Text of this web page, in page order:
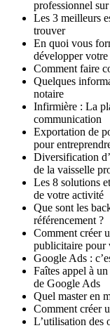
professionnel
Les 3 meilleurs
trouver
En quoi vous
développer votre
Comment faire
Quelques
notaire
Infirmière : La
communication
Exportation de
pour
Diversification
de la vaisselle
Les 8 solutions
de votre activité
Que sont les
référencement ?
Comment créer
publicitaire pour
Google Ads :
Faîtes appel à
de Google Ads
Quel master en
Comment créer
L’utilisation des